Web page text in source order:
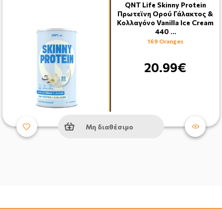
QNT Life Skinny Protein
Πρωτεϊνη Ορού Γάλακτος &
Κολλαγόνο Vanilla Ice Cream
440 …
169 Oranges
20.99€
Μη διαθέσιμο